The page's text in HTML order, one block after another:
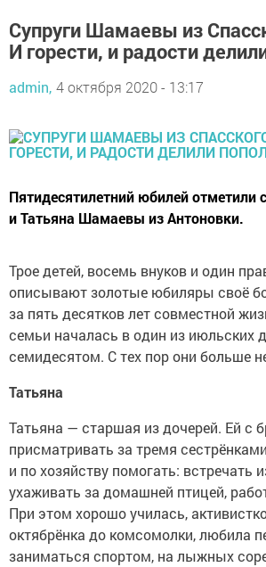
Супруги Шамаевы из
И горести, и радости
admin, 4 октября 2020 - 13:17
Пятидесятилетний юбилей отметили
и Татьяна Шамаевы из Антоновки.
Трое детей, восемь внуков и один
описывают золотые юбиляры своё
за пять десятков лет совместной
семьи началась в один из июльских
семидесятом. С тех пор они больше
Татьяна
Татьяна — старшая из дочерей. Ей с
присматривать за тремя
и по хозяйству помогать: встречать
ухаживать за домашней птицей,
При этом хорошо училась,
октябрёнка до комсомолки, любила
заниматься спортом, на лыжных